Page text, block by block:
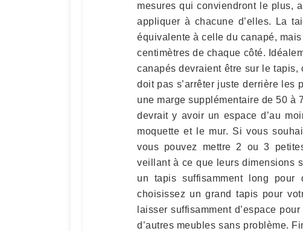
mesures qui conviendront le plus,
appliquer à chacune d’elles. La
équivalente à celle du canapé,
centimètres de chaque côté.
canapés devraient être sur le
doit pas s’arrêter juste derrière les
une marge supplémentaire de 50 à
devrait y avoir un espace d’au
moquette et le mur. Si vous
vous pouvez mettre 2 ou 3
veillant à ce que leurs dimensions
un tapis suffisamment long
choisissez un grand tapis pour
laisser suffisamment d’espace
d’autres meubles sans problème.